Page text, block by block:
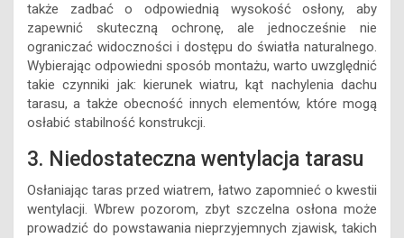
także zadbać o odpowiednią wysokość osłony, aby
zapewnić skuteczną ochronę, ale jednocześnie nie
ograniczać widoczności i dostępu do światła naturalnego.
Wybierając odpowiedni sposób montażu, warto uwzględnić
takie czynniki jak: kierunek wiatru, kąt nachylenia dachu
tarasu, a także obecność innych elementów, które mogą
osłabić stabilność konstrukcji.
3. Niedostateczna wentylacja tarasu
Osłaniając taras przed wiatrem, łatwo zapomnieć o kwestii
wentylacji. Wbrew pozorom, zbyt szczelna osłona może
prowadzić do powstawania nieprzyjemnych zjawisk, takich